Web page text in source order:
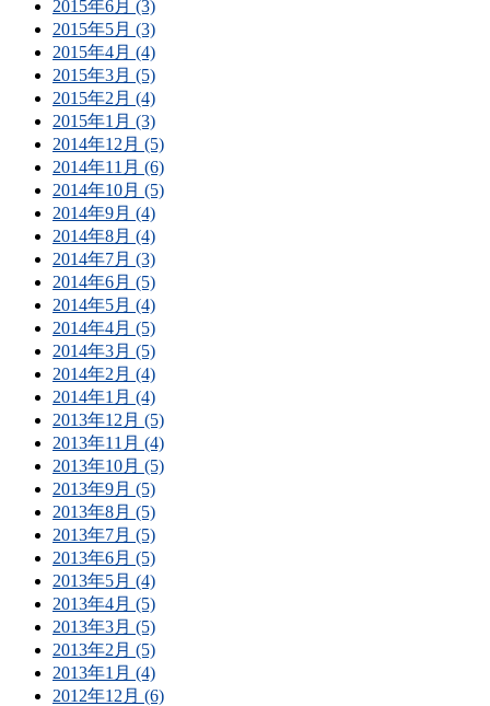
2015年6月 (3)
2015年5月 (3)
2015年4月 (4)
2015年3月 (5)
2015年2月 (4)
2015年1月 (3)
2014年12月 (5)
2014年11月 (6)
2014年10月 (5)
2014年9月 (4)
2014年8月 (4)
2014年7月 (3)
2014年6月 (5)
2014年5月 (4)
2014年4月 (5)
2014年3月 (5)
2014年2月 (4)
2014年1月 (4)
2013年12月 (5)
2013年11月 (4)
2013年10月 (5)
2013年9月 (5)
2013年8月 (5)
2013年7月 (5)
2013年6月 (5)
2013年5月 (4)
2013年4月 (5)
2013年3月 (5)
2013年2月 (5)
2013年1月 (4)
2012年12月 (6)